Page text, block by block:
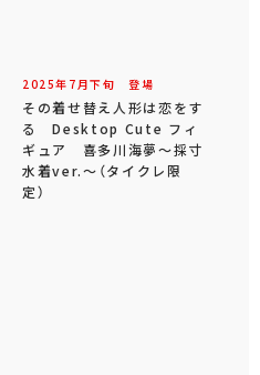
2025年 7 月下旬 登場
その着せ替え人形は恋をす
る Desktop Cute フィ
ギュア 喜多川海夢～採寸
水着ver.～（タイクレ限
定）